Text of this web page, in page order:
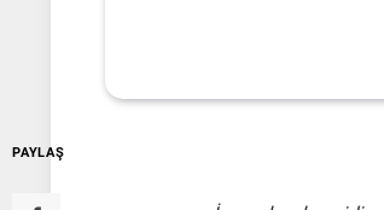
PAYLAŞ